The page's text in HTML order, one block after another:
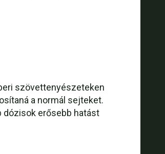
szövettenyészeteken
a normál sejteket.
dózisok erősebb hatást